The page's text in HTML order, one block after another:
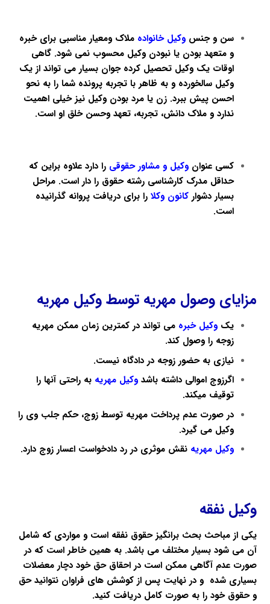
سن و جنس وکیل خانواده ملاک ومعیار مناسبی برای خبره
و متعهد بودن یا نبودن وکیل محسوب نمی شود. گاهی
اوقات یک وکیل تحصیل کرده جوان بسیار می تواند از یک
وکیل سالخورده و به ظاهر با تجربه پرونده شما را به نحو
احسن پیش ببرد. زن یا مرد بودن وکیل نیز خیلی اهمیت
ندارد و ملاک دانش، تجربه، تعهد وحسن خلق او است.
کسی عنوان وکیل و مشاور حقوقی را دارد علاوه براین که
حداقل مدرک کارشناسی رشته حقوق را دار است. مراحل
بسیار دشوار کانون وکلا را برای دریافت پروانه گذرانیده
است.
مزایای وصول مهریه توسط وکیل مهریه
یک وکیل خبره می تواند در کمترین زمان ممکن مهریه
زوجه را وصول کند.
نیازی به حضور زوجه در دادگاه نیست.
اگرزوج اموالی داشته باشد وکیل مهریه به راحتی آنها را
توقیف میکند.
در صورت عدم پرداخت مهریه توسط زوج، حکم جلب وی را
وکیل می گیرد.
وکیل مهریه نقش موثری در رد دادخواست اعسار زوج دارد.
وکیل نفقه
یکی از مباحث بحث برانگیز حقوق نفقه است و مواردی که شامل
آن می شود بسیار مختلف می باشد. به همین خاطر است که در
صورت عدم آگاهی ممکن است در احقاق حق خود دچار معضلات
بسیاری شده و در نهایت پس از کوشش های فراوان نتوانید حق
و حقوق خود را به صورت کامل دریافت کنید.